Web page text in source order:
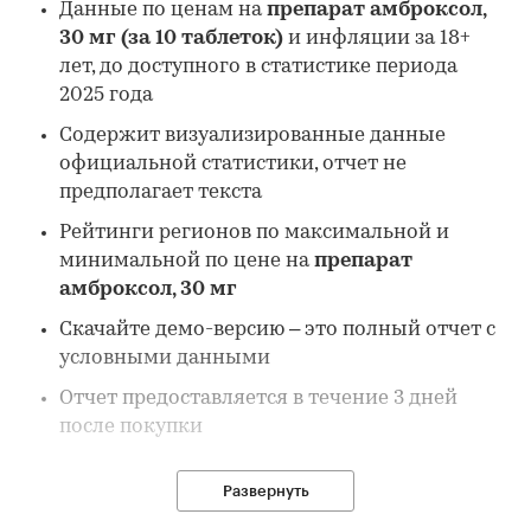
Данные по ценам напрепарат амброксол,
30 мг (за 10 таблеток) и инфляции за 18+
лет, до доступного в статистике периода
2025 года
Содержит визуализированные данные
официальной статистики, отчет не
предполагает текста
Рейтинги регионов по максимальной и
минимальной по цене напрепарат
амброксол, 30 мг
Скачайте демо-версию – это полный отчет с
условными данными
Отчет предоставляется в течение 3 дней
после покупки
Развернуть